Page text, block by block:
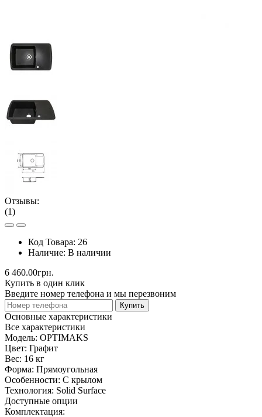
Отзывы:
(1)
Код Товара: 26
Наличие: В наличии
6 460.00грн.
Купить в один клик
Введите номер телефона и мы перезвоним
Купить
Основные характеристики
Все характеристики
Модель: OPTIMAKS
Цвет: Графит
Вес: 16 кг
Форма: Прямоугольная
Особенности: С крылом
Технология: Solid Surface
Доступные опции
Комплектация: